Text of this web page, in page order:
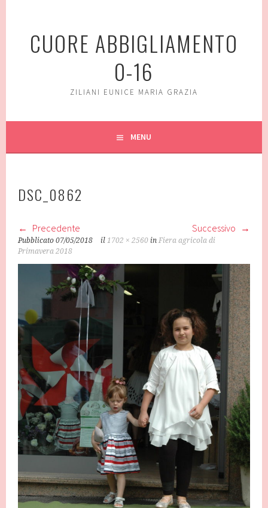
contenutoCUORE ABBIGLIAMENTO
0-16
ZILIANI EUNICE MARIA GRAZIA
MENU
DSC_0862
Precedente Successivo
Pubblicato07/05/2018 il1702 × 2560 inFiera agricola di
Primavera 2018